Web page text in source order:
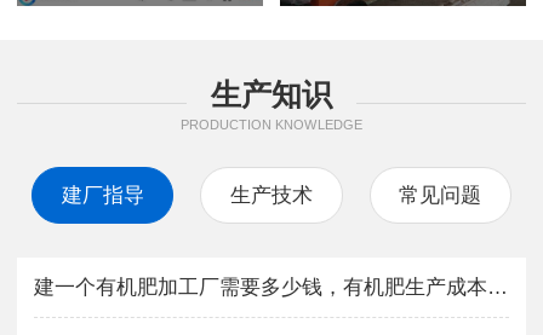
生产知识
PRODUCTION KNOWLEDGE
建厂指导 生产技术 常见问题
建一个有机肥加工厂需要多少钱，有机肥生产成本与利润如何？